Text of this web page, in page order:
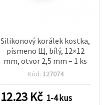
Silikonový korálek kostka,
písmeno Щ, bílý, 12×12
mm, otvor 2,5 mm – 1 ks
Kód: 127074
12.23 Kč 1-4 kus